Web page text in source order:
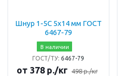
Шнур 1-5С 5х14 мм ГОСТ
6467-79
В наличии
ГОСТ/ТУ:6467-79
от 378 р./кг 498 р./кг